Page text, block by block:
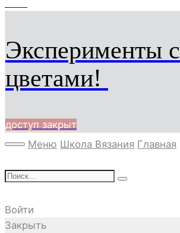
Эксперименты с
цветами!
доступ закрыт
Меню Школа Вязания Главная
Войти
Закрыть